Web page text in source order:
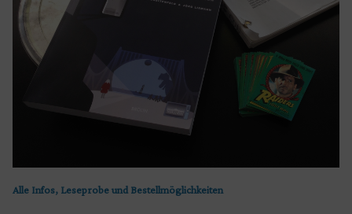
Alle Infos, Leseprobe und Bestellmöglichkeiten